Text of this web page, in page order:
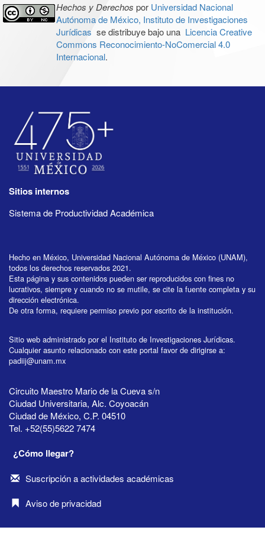
Hechos y Derechos por Universidad Nacional
Autónoma de México, Instituto de Investigaciones
Jurídicas se distribuye bajo una Licencia Creative
Commons Reconocimiento-NoComercial 4.0
Internacional.
Sitios internos
Sistema de Productividad Académica
Hecho en México, Universidad Nacional Autónoma de México (UNAM),
todos los derechos reservados 2021.
Esta página y sus contenidos pueden ser reproducidos con fines no
lucrativos, siempre y cuando no se mutile, se cite la fuente completa y su
dirección electrónica.
De otra forma, requiere permiso previo por escrito de la institución.
Sitio web administrado por el Instituto de Investigaciones Jurídicas.
Cualquier asunto relacionado con este portal favor de dirigirse a:
padiij@unam.mx
Circuito Maestro Mario de la Cueva s/n
Ciudad Universitaria, Alc. Coyoacán
Ciudad de México, C.P. 04510
Tel. +52(55)5622 7474
¿Cómo llegar?
Suscripción a actividades académicas
Aviso de privacidad